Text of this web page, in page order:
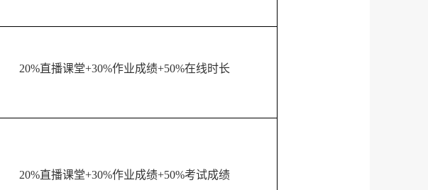
20%直播课堂+30%作业成绩+50%在线时长
20%直播课堂+30%作业成绩+50%考试成绩